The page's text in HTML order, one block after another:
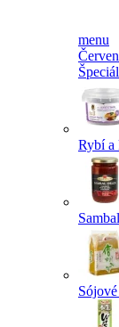
menu
Rybí a